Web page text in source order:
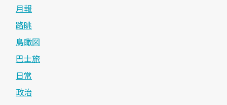
月報
路眺
鳥瞰図
巴士旅
日常
政治